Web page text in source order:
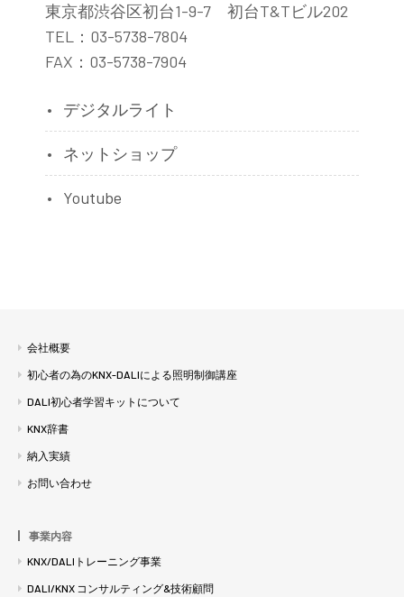
東京都渋谷区初台1-9-7 初台T&Tビル202
TEL：03-5738-7804
FAX：03-5738-7904
デジタルライト
ネットショップ
Youtube
会社概要
初心者の為のKNX-DALIによる照明制御講座
DALI初心者学習キットについて
KNX辞書
納入実績
お問い合わせ
事業内容
KNX/DALIトレーニング事業
DALI/KNX コンサルティング&技術顧問